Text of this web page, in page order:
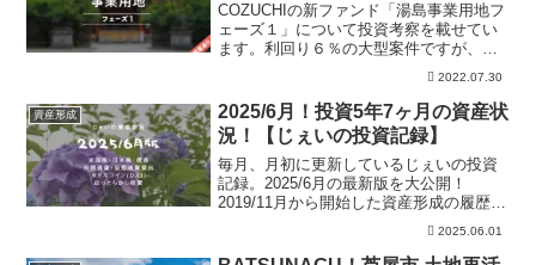
COZUCHIの新ファンド「湯島事業用地フ
ェーズ１」について投資考察を載せてい
ます。利回り６％の大型案件ですが、リ
スクは限りなく少なく設計してあると感
じました。また利回りの上昇期待の可能
性も高いと考えています。じぇいの投資
スタンスも公開中です！
2022.07.30
資産形成
2025/6月！投資5年7ヶ月の資産状
況！【じぇいの投資記録】
毎月、月初に更新しているじぇいの投資
記録。2025/6月の最新版を大公開！
2019/11月から開始した資産形成の履歴。
米国株、日本株、仮想通貨、自動売買、
ほったらかし投資の資産を公開。また現
金含めた、じぇいの総資産も公開中！
2025.06.01